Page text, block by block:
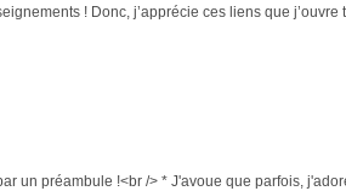
! Donc, j’apprécie ces liens que
un préambule !<br /> * J'avoue que parfois,